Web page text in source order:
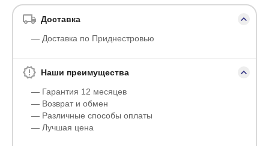
Доставка
— Доставка по Приднестровью
Наши преимущества
— Гарантия 12 месяцев
— Возврат и обмен
— Различные способы оплаты
— Лучшая цена